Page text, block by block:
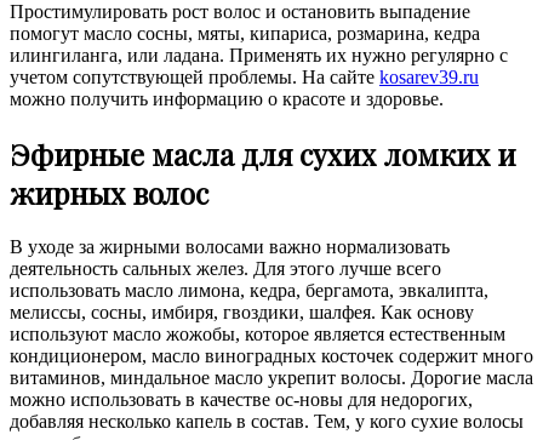
Простимулировать рост волос и остановить выпадение
помогут масло сосны, мяты, кипариса, розмарина, кедра
илингиланга, или ладана. Применять их нужно регулярно с
учетом сопутствующей проблемы. На сайте kosarev39.ru
можно получить информацию о красоте и здоровье.
Эфирные масла для сухих ломких и
жирных волос
В уходе за жирными волосами важно нормализовать
деятельность сальных желез. Для этого лучше всего
использовать масло лимона, кедра, бергамота, эвкалипта,
мелиссы, сосны, имбиря, гвоздики, шалфея. Как основу
используют масло жожобы, которое является естественным
кондиционером, масло виноградных косточек содержит много
витаминов, миндальное масло укрепит волосы. Дорогие масла
можно использовать в качестве ос-новы для недорогих,
добавляя несколько капель в состав. Тем, у кого сухие волосы